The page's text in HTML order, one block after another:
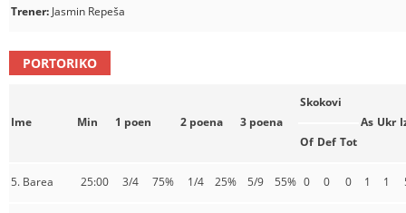
Trener: Jasmin Repeša
PORTORIKO
Ime Min 1 poen 2 poena 3 poena
Skokovi
As Ukr
Of Def Tot
5. Barea 25:00 3/4 75% 1/4 25% 5/9 55% 0 0 0 1 1